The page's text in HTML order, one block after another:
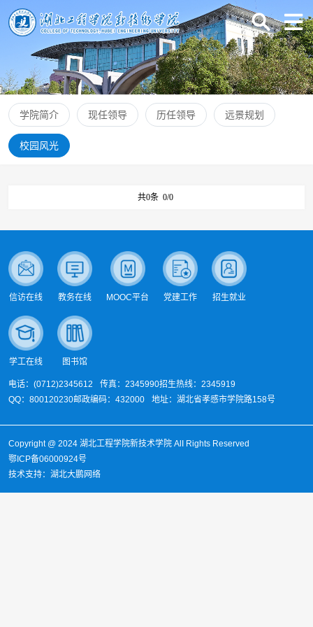
学院简介 现任领导 历任领导 远景规划
校园风光
共0条 0/0
电话：(0712)2345612 传真：2345990招生热线：2345919
QQ：800120230邮政编码：432000 地址：湖北省孝感市学院路158号
信访在线 教务在线 MOOC平台 党建工作 招生就业
学工在线 图书馆
Copyright @ 2024 湖北工程学院新技术学院 AlI Rights Reserved
鄂ICP备06000924号
技术支持：湖北大鹏网络